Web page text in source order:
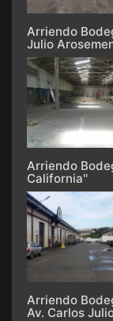
Arriendo
Julio
Arriendo
California''
Arriendo
Av. Carlos